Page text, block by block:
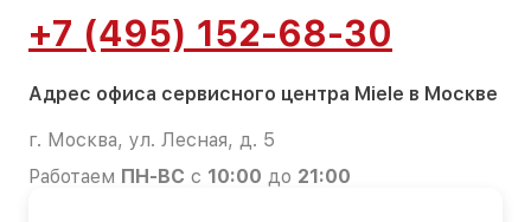
+7 (495) 152-68-30
Адрес офиса сервисного центра Miele в Москве
г. Москва, ул. Лесная, д. 5
Работаем ПН-ВС с 10:00 до 21:00